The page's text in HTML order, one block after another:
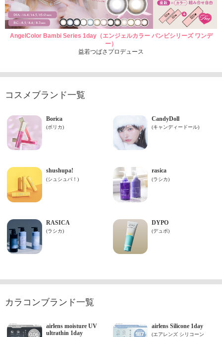
AngelColor Bambi Series 1day（エンジェルカラー バンビシリーズ ワンデ
ー）
益若つばさプロデュース
コスメブランド一覧
カラコンブランド一覧